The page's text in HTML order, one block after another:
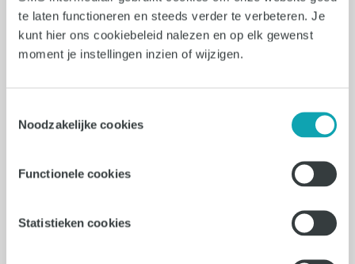
te laten functioneren en steeds verder te verbeteren. Je
kunt hier ons cookiebeleid nalezen en op elk gewenst
moment je instellingen inzien of wijzigen.
Noodzakelijke cookies
Functionele cookies
Statistieken cookies
dit blog geven we praktische
reflectievragen om de balans goed op